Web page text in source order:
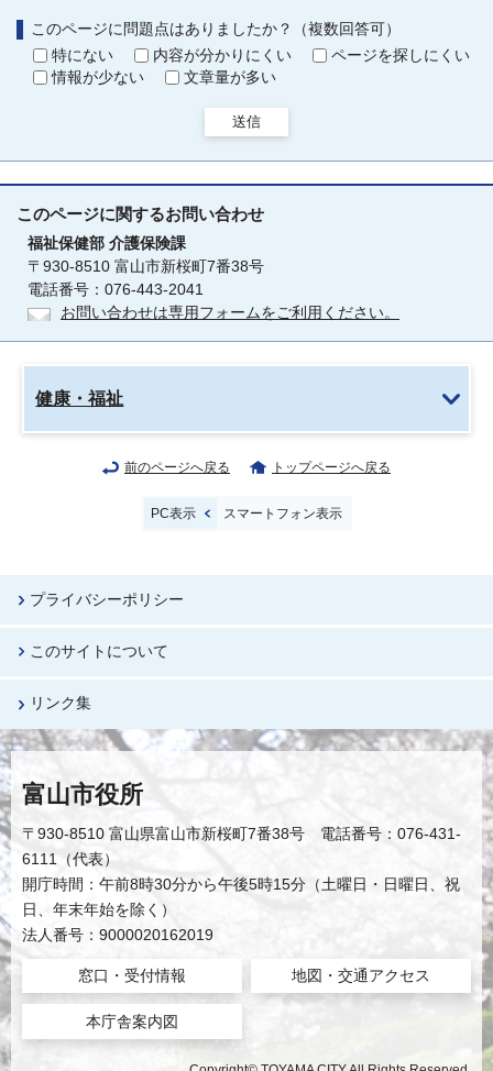
このページに問題点はありましたか？（複数回答可）
特にない
内容が分かりにくい
ページを探しにくい
情報が少ない
文章量が多い
送信
このページに関するお問い合わせ
福祉保健部 介護保険課
〒930-8510 富山市新桜町7番38号
電話番号：076-443-2041
お問い合わせは専用フォームをご利用ください。
健康・福祉
前のページへ戻る トップページへ戻る
PC表示 スマートフォン表示
プライバシーポリシー
このサイトについて
リンク集
富山市役所
〒930-8510 富山県富山市新桜町7番38号 電話番号：076-431-
6111（代表）
開庁時間：午前8時30分から午後5時15分（土曜日・日曜日、祝
日、年末年始を除く）
法人番号：9000020162019
窓口・受付情報 地図・交通アクセス
本庁舎案内図